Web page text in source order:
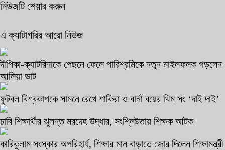
নিউজটি শেয়ার করুন
এ ক্যাটাগরির আরো নিউজ
দীপিকা-ক্যাটরিনাকে পেছনে ফেলে পারিশ্রমিকে নতুন মাইলফলক গড়লেন
আলিয়া ভাট
ফুটবল বিশ্বকাপকে সামনে রেখে শাকিরা ও বার্না বয়ের থিম সং ‘দাই দাই’
ঢাবি শিক্ষার্থীর ঝুলন্ত মরদেহ উদ্ধার, সংশ্লিষ্টতায় শিক্ষক আটক
কারিকুলাম সংস্কার অপরিহার্য, শিক্ষার মান বাড়াতে জোর দিলেন শিক্ষামন্ত্রী